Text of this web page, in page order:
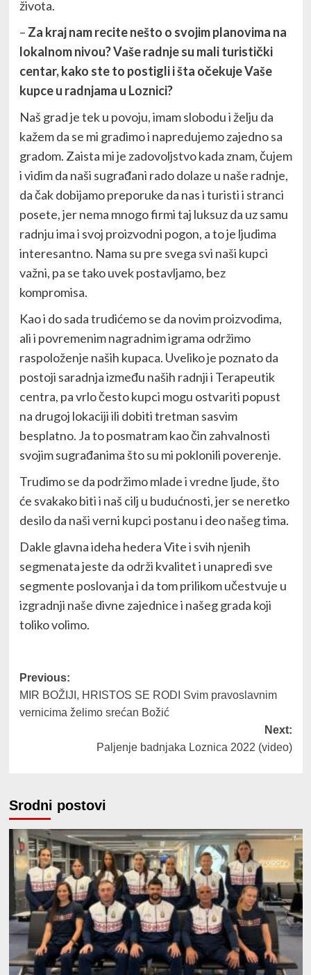
života.
– Za kraj nam recite nešto o svojim planovima na
lokalnom nivou? Vaše radnje su mali turistički
centar, kako ste to postigli i šta očekuje Vaše
kupce u radnjama u Loznici?
Naš grad je tek u povoju, imam slobodu i želju da
kažem da se mi gradimo i napredujemo zajedno sa
gradom. Zaista mi je zadovoljstvo kada znam, čujem
i vidim da naši sugrađani rado dolaze u naše radnje,
da čak dobijamo preporuke da nas i turisti i stranci
posete, jer nema mnogo firmi taj luksuz da uz samu
radnju ima i svoj proizvodni pogon, a to je ljudima
interesantno. Nama su pre svega svi naši kupci
važni, pa se tako uvek postavljamo, bez
kompromisa.
Kao i do sada trudićemo se da novim proizvodima,
ali i povremenim nagradnim igrama održimo
raspoloženje naših kupaca. Uveliko je poznato da
postoji saradnja između naših radnji i Terapeutik
centra, pa vrlo često kupci mogu ostvariti popust
na drugoj lokaciji ili dobiti tretman sasvim
besplatno. Ja to posmatram kao čin zahvalnosti
svojim sugrađanima što su mi poklonili poverenje.
Trudimo se da podržimo mlade i vredne ljude, što
će svakako biti i naš cilj u budućnosti, jer se neretko
desilo da naši verni kupci postanu i deo našeg tima.
Dakle glavna ideha hedera Vite i svih njenih
segmenata jeste da održi kvalitet i unapredi sve
segmente poslovanja i da tom prilikom učestvuje u
izgradnji naše divne zajednice i našeg grada koji
toliko volimo.
Post
navigation
Previous:
MIR BOŽIJI, HRISTOS SE RODI Svim pravoslavnim
vernicima želimo srećan Božić
Next:
Paljenje badnjaka Loznica 2022 (video)
Srodni postovi